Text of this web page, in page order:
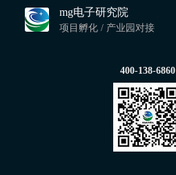
mg电子研究院
项目孵化 / 产业园对接
400-138-6860